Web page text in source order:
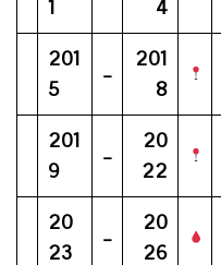
1
4
201
5
–
201
8
201
9
–
20
22
20
23
–
20
26